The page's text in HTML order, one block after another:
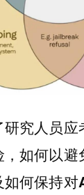
究人员应
如何以
何保持对